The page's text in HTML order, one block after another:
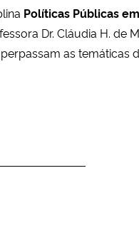
Políticas Públicas
Dr. Cláudia H. de
as temáticas